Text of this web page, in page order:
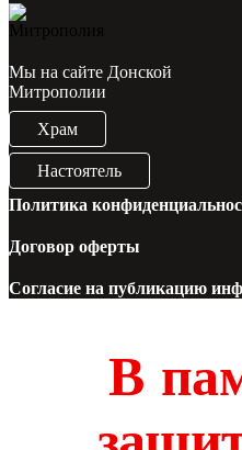
Мы на сайте Донской
Митрополии
Храм
Настоятель
Политика
Договор оферты
Согласие на публикацию
В